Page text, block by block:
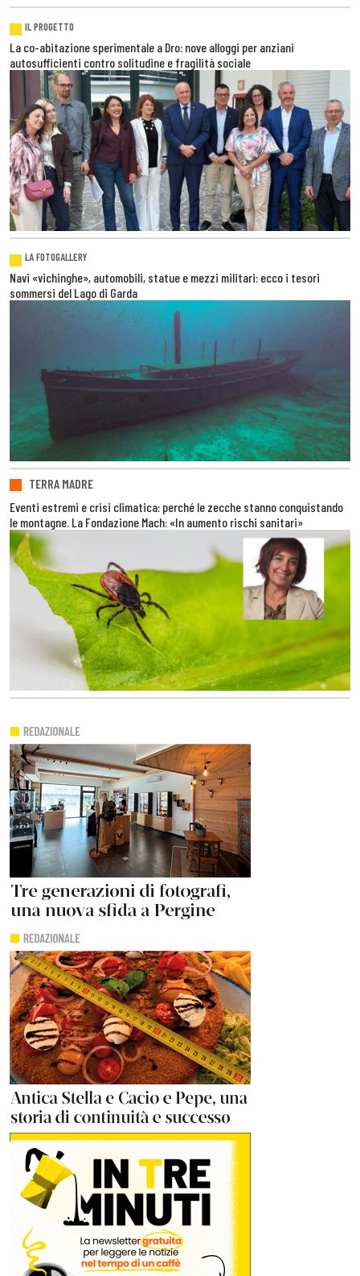
IL PROGETTO
La co-abitazione sperimentale a Dro: nove alloggi per anziani
autosufficienti contro solitudine e fragilità sociale
LA FOTOGALLERY
Navi «vichinghe», automobili, statue e mezzi militari: ecco i tesori
sommersi del Lago di Garda
TERRA MADRE
Eventi estremi e crisi climatica: perché le zecche stanno conquistando
le montagne. La Fondazione Mach: «In aumento rischi sanitari»